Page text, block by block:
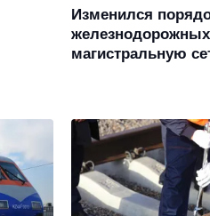
Изменился
железнодорожных
магистральную